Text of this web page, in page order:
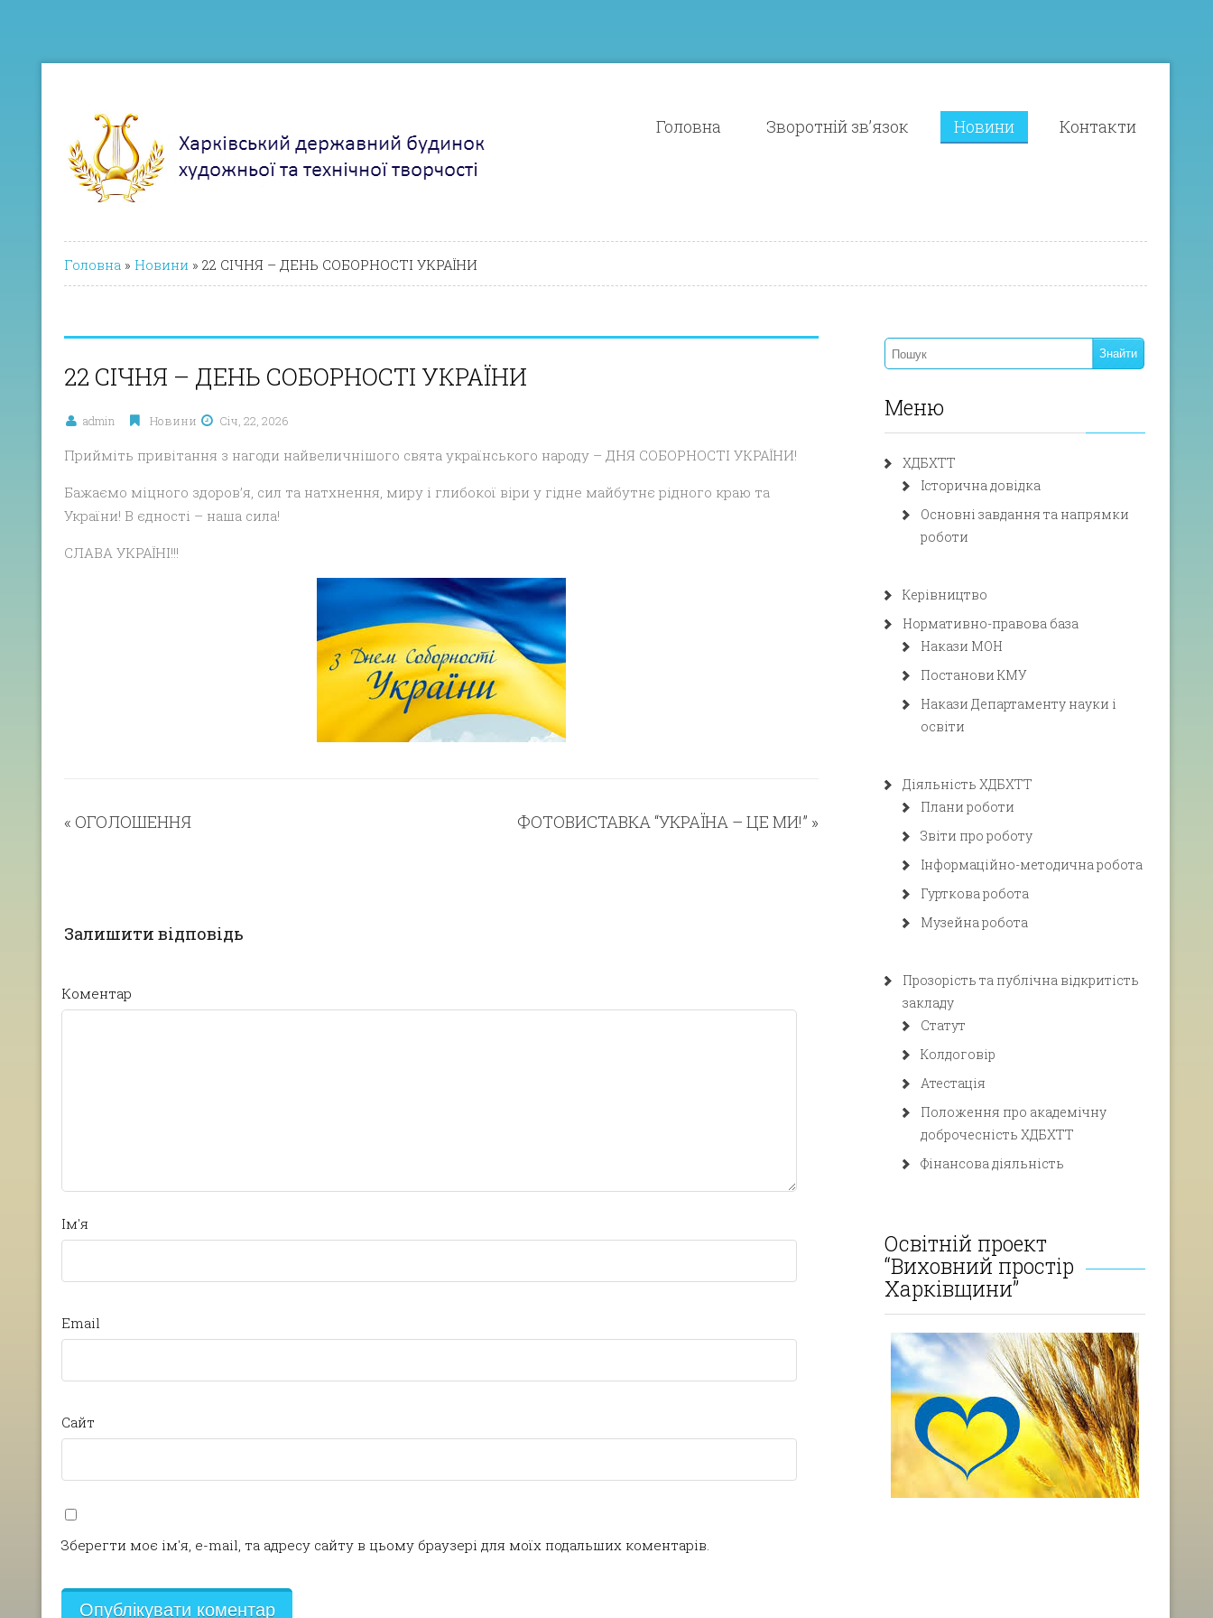
Головна Зворотній зв’язок Новини Контакти
Головна» Новини » 22 СІЧНЯ – ДЕНЬ СОБОРНОСТІ УКРАЇНИ
22 СІЧНЯ – ДЕНЬ СОБОРНОСТІ УКРАЇНИ
admin Новини Січ, 22, 2026
Прийміть привітання з нагоди найвеличнішого свята українського народу – ДНЯ СОБОРНОСТІ УКРАЇНИ!
Бажаємо міцного здоров’я, сил та натхнення, миру і глибокої віри у гідне майбутнє рідного краю та
України! В єдності – наша сила!
СЛАВА УКРАЇНІ!!!
« ОГОЛОШЕННЯ ФОТОВИСТАВКА “УКРАЇНА – ЦЕ МИ!” »
Залишити відповідь
Коментар
Ім'я
Email
Сайт
Зберегти моє ім'я, e-mail, та адресу сайту в цьому браузері для моїх подальших коментарів.
Меню
ХДБХТТ
Історична довідка
Основні завдання та напрямки
роботи
Керівництво
Нормативно-правова база
Накази МОН
Постанови КМУ
Накази Департаменту науки і
освіти
Діяльність ХДБХТТ
Плани роботи
Звіти про роботу
Інформаційно-методична робота
Гурткова робота
Музейна робота
Прозорість та публічна відкритість
закладу
Статут
Колдоговір
Атестація
Положення про академічну
доброчесність ХДБХТТ
Фінансова діяльність
Освітній проект
“Виховний простір
Харківщини”